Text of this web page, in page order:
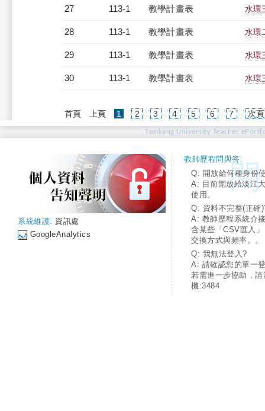
27 113-1 教學計畫表 水環
28 113-1 教學計畫表 水環
29 113-1 教學計畫表 水環
30 113-1 教學計畫表 水環
首頁 上頁 1 (current)
2 3 4 5 6 7 次頁
Tamkang University Teacher
系統維護: 資訊處
GoogleAnalytics
教師歷程問與答:
Q: 開放給何種身份
A: 目前開放給淡江
使用。
Q: 資料不完整(正確
A: 教師歷程系統介
含某些「CSV匯入
交換方式與頻率。。
Q: 我無法登入?
A: 請確認您的單一
若需進一步協助，
機:3484